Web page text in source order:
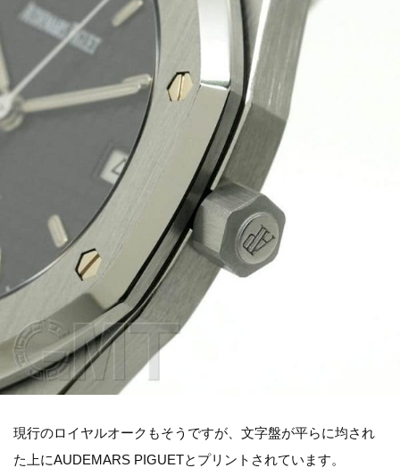
現行のロイヤルオークもそうですが、文字盤が平らに均され
た上にAUDEMARS PIGUETとプリントされています。